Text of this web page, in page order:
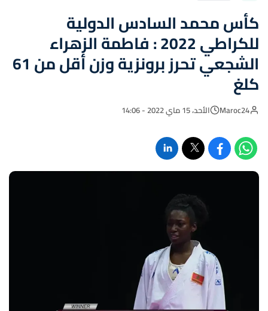
كأس محمد السادس الدولية
للكراطي 2022 : فاطمة الزهراء
الشجعي تحرز برونزية وزن أقل من 61
كلغ
Maroc24 الأحد، 15 ماي 2022 - 14:06